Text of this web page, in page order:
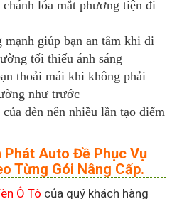
chánh lóa mắt phương tiện đi
mạnh giúp bạn an tâm khi di
tối thiếu ánh sáng
thoải mái khi không phải
như trước
đèn nên nhiều lần tạo điểm
Phát Auto Đề Phục Vụ
Từng Gói Nâng Cấp.
Ô Tô của quý khách hàng